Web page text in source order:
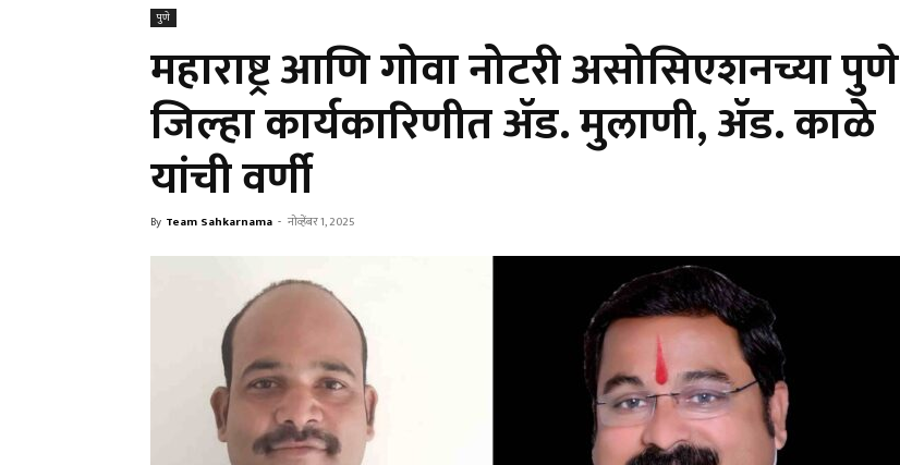
पुणे
महाराष्ट्र आणि गोवा नोटरी असोसिएशनच्या पुणे
जिल्हा कार्यकारिणीत ॲड. मुलाणी, ॲड. काळे
यांची वर्णी
By Team Sahkarnama - नोव्हेंबर 1, 2025